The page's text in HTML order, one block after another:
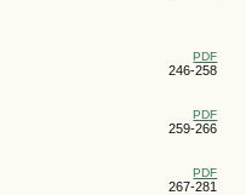
PDF
246-258
PDF
259-266
PDF
267-281